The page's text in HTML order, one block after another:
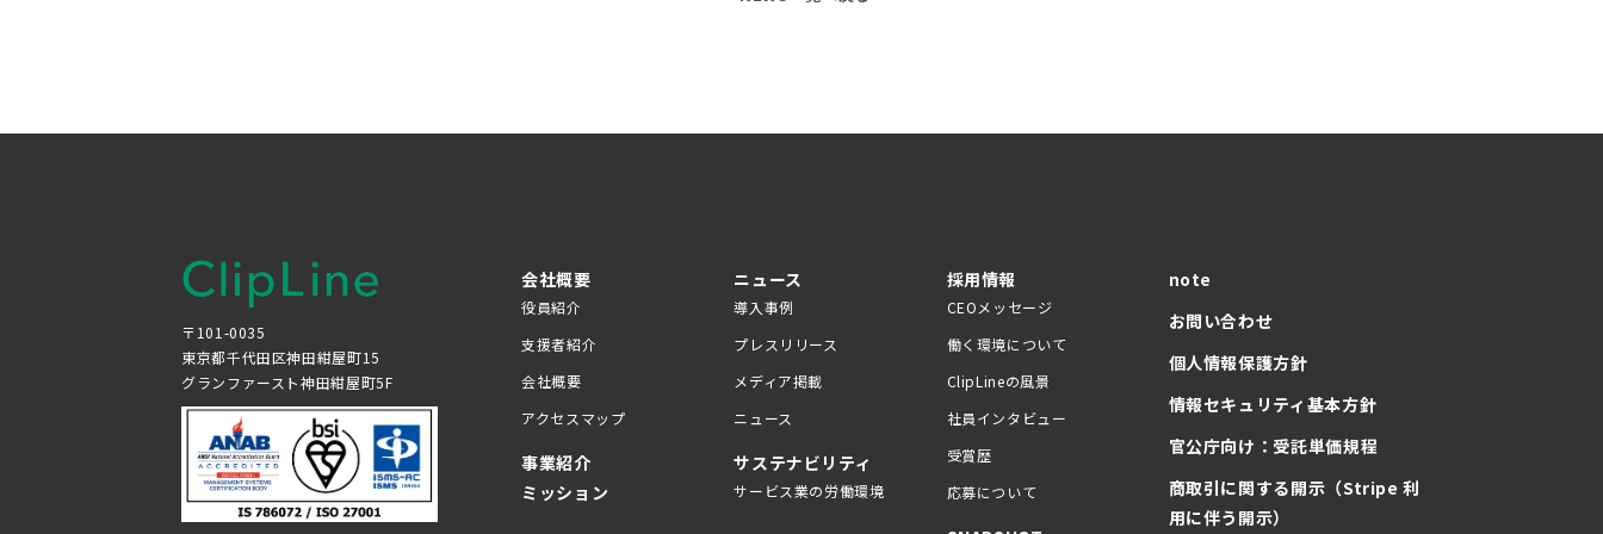
〒101-0035
東京都千代田区神田紺屋町15
グランファースト神田紺屋町5F
会社概要
役員紹介
支援者紹介
会社概要
アクセスマップ
事業紹介
ミッション
ニュース
導入事例
プレスリリース
メディア掲載
ニュース
サステナビリティ
サービス業の労働環境
採用情報
CEOメッセージ
働く環境について
ClipLineの風景
社員インタビュー
受賞歴
応募について
note
お問い合わせ
個人情報保護方針
情報セキュリティ基本方針
官公庁向け：受託単価規程
商取引に関する開示（Stripe 利
用に伴う開示）